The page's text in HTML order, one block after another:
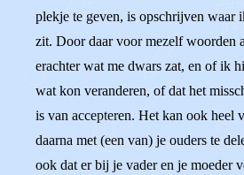
plekje te geven, is opschrijven waar
zit. Door daar voor mezelf woorden
erachter wat me dwars zat, en of ik
wat kon veranderen, of dat het
is van accepteren. Het kan ook heel
daarna met (een van) je ouders te
ook dat er bij je vader en je moeder